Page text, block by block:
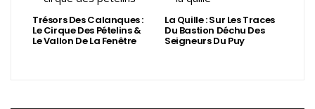
Trésors Des Calanques :
Le Cirque Des Pételins &
Le Vallon De La Fenêtre
La Quille : Sur Les Traces
Du Bastion Déchu Des
Seigneurs Du Puy